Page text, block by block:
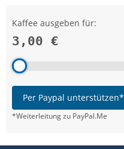
Kaffee ausgeben für:
3,00 €
Per Paypal unterstützen*
*Weiterleitung zu PayPal.Me